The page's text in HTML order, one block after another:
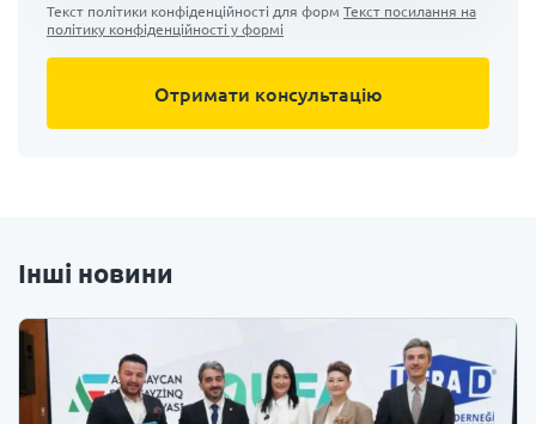
Текст політики конфіденційності для форм Текст посилання на
політику конфіденційності у формі
Інші новини